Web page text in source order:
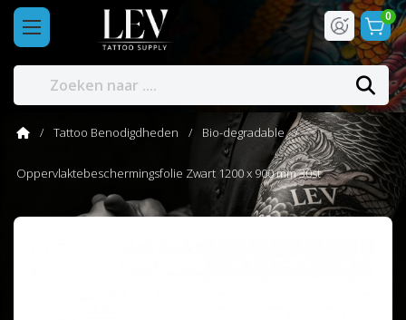
0
Tattoo Benodigdheden Bio-degradable
Oppervlaktebeschermingsfolie Zwart 1200 x 900 mm 30st